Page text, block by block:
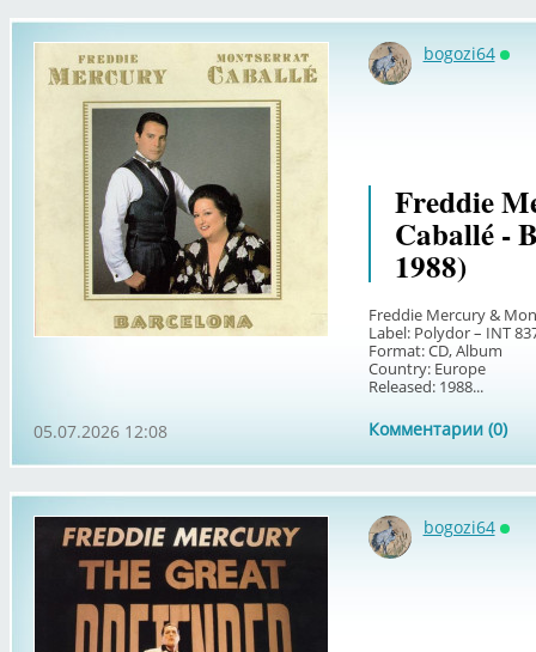
bogozi64
Freddie
Caballé -
1988)
Freddie Mercury &
Label: Polydor – INT
Format: CD, Album
Country: Europe
Released: 1988...
Комментарии (0)
05.07.2026 12:08
bogozi64